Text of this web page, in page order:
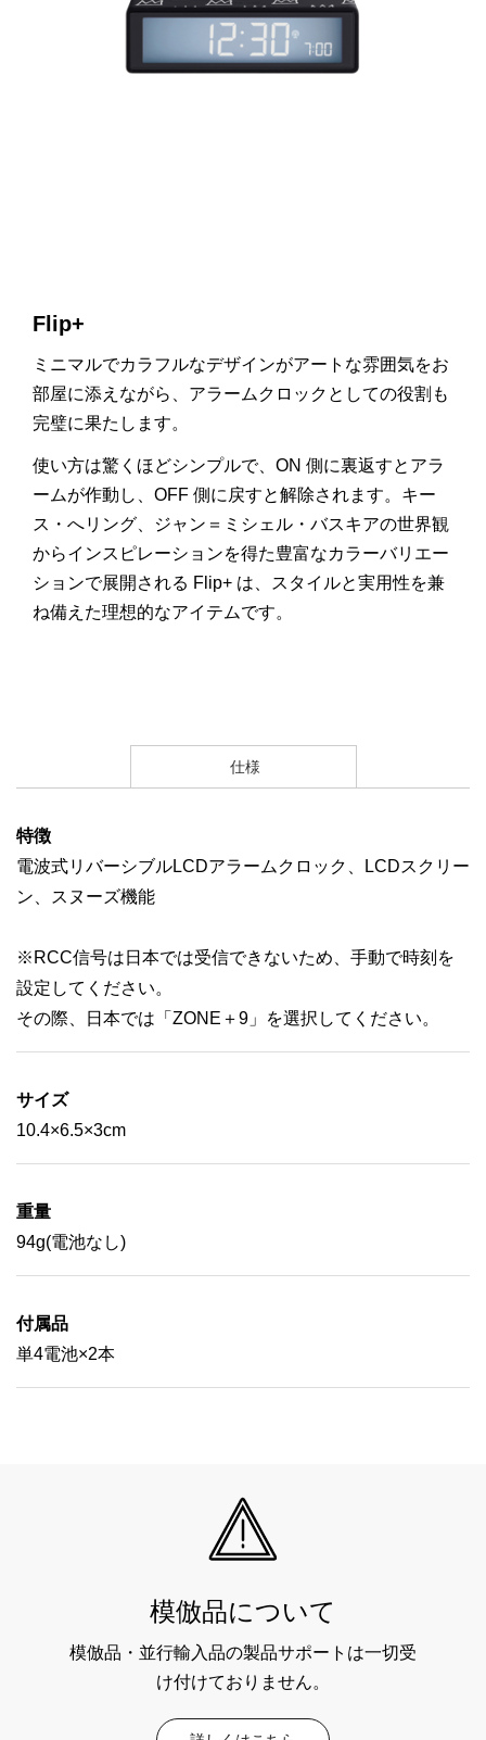
Flip+
ミニマルでカラフルなデザインがアートな雰囲気をお
部屋に添えながら、アラームクロックとしての役割も
完璧に果たします。
使い方は驚くほどシンプルで、 ON 側に裏返すとアラ
ームが作動し、 OFF 側に戻すと解除されます。キー
ス・へリング、ジャン＝ミシェル・バスキアの世界観
からインスピレーションを得た豊富なカラーバリエー
ションで展開される Flip+ は、スタイルと実用性を兼
ね備えた理想的なアイテムです。
仕様
特徴
電波式リバーシブルLCDアラームクロック、LCDスクリー
ン、スヌーズ機能
※RCC信号は日本では受信できないため、手動で時刻を
設定してください。
その際、日本では「ZONE＋9」を選択してください。
サイズ
10.4×6.5×3cm
重量
94g(電池なし)
付属品
単4電池×2本
模倣品について
模倣品・並行輸入品の製品サポートは一切受
け付けておりません。